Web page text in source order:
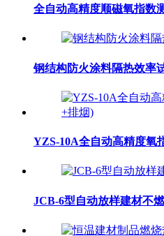
全自动高精度顺磁氧指数
钢结构防火涂料隔热效率
YZS-10A全自动高精度氧
JCB-6型自动放样建材不